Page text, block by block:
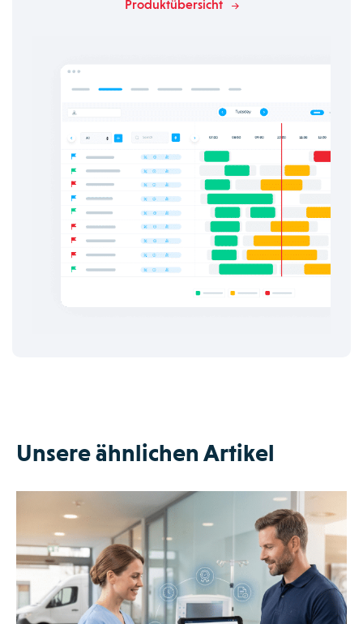
Produktübersicht
Unsere ähnlichen Artikel